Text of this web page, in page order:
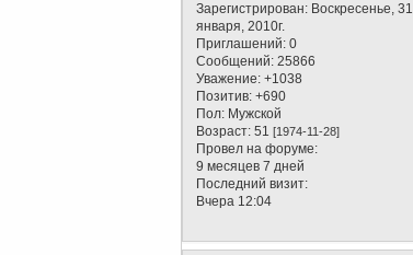
Зарегистрирован: Воскресенье, 31
января, 2010г.
Приглашений: 0
Сообщений: 25866
Уважение: +1038
Позитив: +690
Пол: Мужской
Возраст: 51[1974-11-28]
Провел на форуме:
9 месяцев 7 дней
Последний визит:
Вчера 12:04